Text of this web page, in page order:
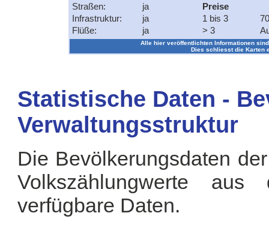
Straßen:
ja
Infrastruktur:
ja
Flüße:
ja
Preise
1 bis 3
> 3
Alle hier veröffentlichten Informationen
Dies schliesst die Karten
Statistische Daten -
Verwaltungsstruktur
Die Bevölkerungsdaten
Volkszählungwerte
verfügbare Daten.